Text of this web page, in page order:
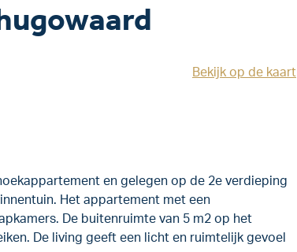
Bekijk op de kaart
en gelegen op de 2e verdieping
Het appartement met een
De buitenruimte van 5 m2 op het
De living geeft een licht en ruimtelijk gevoel